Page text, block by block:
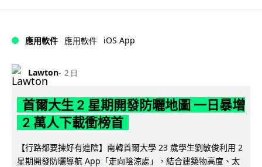
應用軟件 應用軟件 iOS App
Lawton 2 日
首爾大生 2 星期開發防曬地圖 一日暴增
2 萬人下載衝榜首
【行路都要揀好有遮陰】南韓首爾大學 23 歲學生劉敏俊利用 2
星期開發防曬導航 App「走向陰涼處」，結合建築物高度、太